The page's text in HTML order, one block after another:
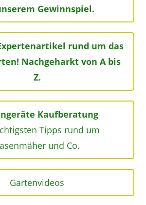
Gewinnspiel.
rund um das
Nachgeharkt von A bis
Z.
Kaufberatung
Tipps rund um
und Co.
Gartenvideos